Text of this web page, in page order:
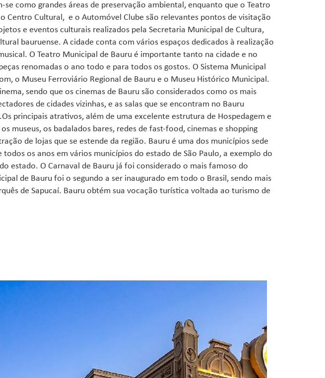
como grandes áreas de preservação ambiental, enquanto que o Teatro
Centro Cultural, e o Automóvel Clube são relevantes pontos de visitação
e eventos culturais realizados pela Secretaria Municipal de Cultura,
bauruense. A cidade conta com vários espaços dedicados à realização
O Teatro Municipal de Bauru é importante tanto na cidade e no
renomadas o ano todo e para todos os gostos. O Sistema Municipal
o Museu Ferroviário Regional de Bauru e o Museu Histórico Municipal.
sendo que os cinemas de Bauru são considerados como os mais
de cidades vizinhas, e as salas que se encontram no Bauru
principais atrativos, além de uma excelente estrutura de Hospedagem e
museus, os badalados bares, redes de fast-food, cinemas e shopping
de lojas que se estende da região. Bauru é uma dos municípios sede
os anos em vários municípios do estado de São Paulo, a exemplo do
estado. O Carnaval de Bauru já foi considerado o mais famoso do
de Bauru foi o segundo a ser inaugurado em todo o Brasil, sendo mais
de Sapucaí. Bauru obtém sua vocação turística voltada ao turismo de